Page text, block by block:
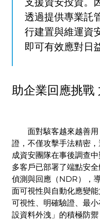
透過提供專業託
行建置與維運資
即可有效應對日
助企業回應挑戰
面對駭客越來越善用
證，不僅攻擊手法精密
成資安團隊在事後調查
多客戶已部署了端點安
偵測與回應（NDR），
面可視性與自動化應變
可視性、明確驗證、最
設資料外洩」的積極防